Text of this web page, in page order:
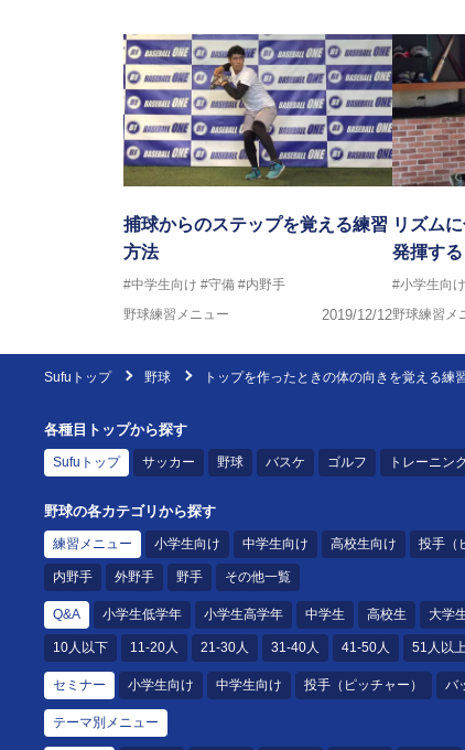
捕球からのステップを覚える練習
方法
#中学生向け #守備 #内野手
野球練習メニュー
2019/12/12
リズム
発揮す
#小学生向け
野球練習メ
Sufuトップ 野球 トップを作ったときの体の向きを覚える練
各種目トップから探す
Sufuトップ サッカー 野球 バスケ ゴルフ トレーニン
野球の各カテゴリから探す
練習メニュー 小学生向け 中学生向け 高校生向け 投手（
内野手 外野手 野手 その他一覧
Q&A 小学生低学年 小学生高学年 中学生 高校生 大学
10人以下 11-20人 21-30人 31-40人 41-50人 51人以
セミナー 小学生向け 中学生向け 投手（ピッチャー） バ
テーマ別メニュー